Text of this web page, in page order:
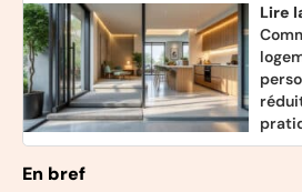
Lire
En bref